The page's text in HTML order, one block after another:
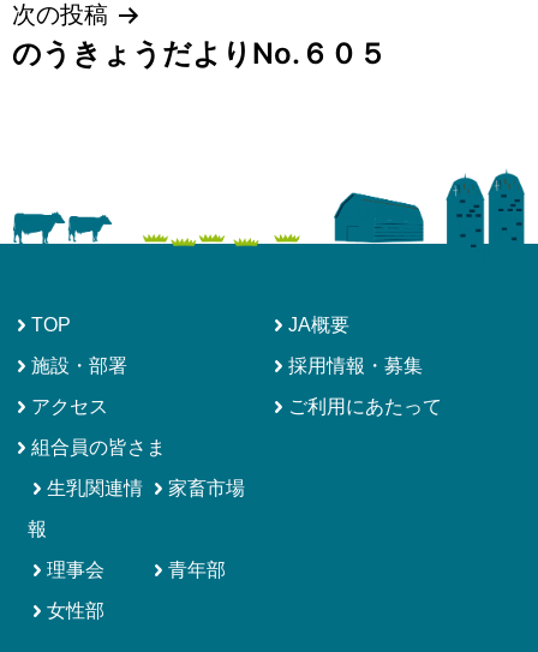
ビ
ゲ
ョ
ン
次の投稿
のうきょうだよりNo.６０５
TOP
JA概要
施設・部署
採用情報・募集
アクセス
ご利用にあたって
組合員の皆さま
生乳関連情
報
家畜市場
理事会
青年部
女性部